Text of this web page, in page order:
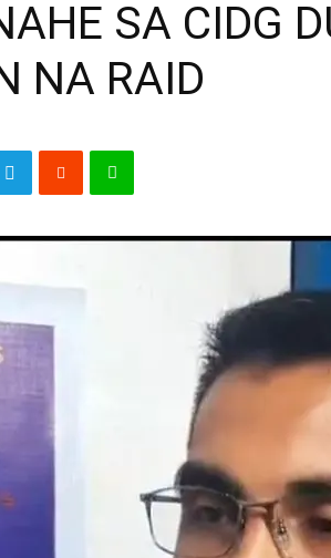
SA CIDG
NA RAID